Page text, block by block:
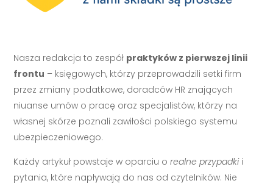
Nasza redakcja to zespół praktyków z pierwszej linii
frontu – księgowych, którzy przeprowadzili setki firm
przez zmiany podatkowe, doradców HR znających
niuanse umów o pracę oraz specjalistów, którzy na
własnej skórze poznali zawiłości polskiego systemu
ubezpieczeniowego.
Każdy artykuł powstaje w oparciu orealne przypadkii
pytania, które napływają do nas od czytelników. Nie